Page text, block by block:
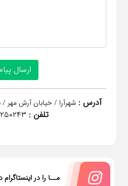
آدرس : شهرآرا / خیابان آرش
تلفن :
مــا را در اینستاگرام